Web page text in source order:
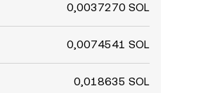
0,0037270 SOL
0,0074541 SOL
0,018635 SOL